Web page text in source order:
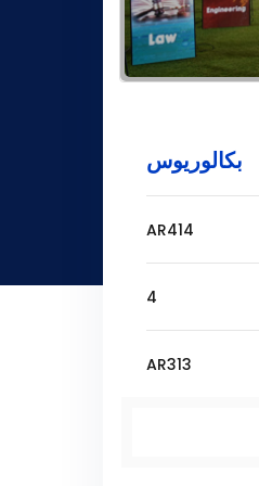
بكالوريوس
AR414
4
AR313